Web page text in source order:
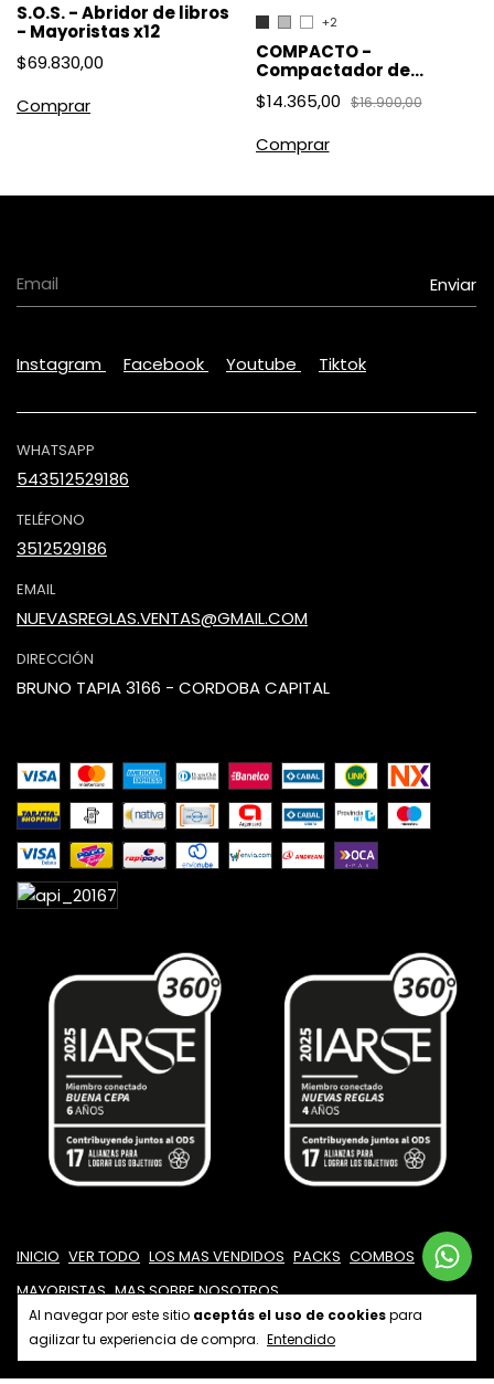
Al navegar por este sitio aceptás el uso de cookiespara
agilizar tu experiencia de compra. Entendido
S.O.S. - Abridor de libros
- Mayoristas x12
$69.830,00
+2
COMPACTO -
Compactador de
plásticos - Pack X2
$14.365,00 $16.900,00
Comprar
Instagram Facebook Youtube Tiktok
WHATSAPP
543512529186
TELÉFONO
3512529186
EMAIL
NUEVASREGLAS.VENTAS@GMAIL.COM
DIRECCIÓN
BRUNO TAPIA 3166 - CORDOBA CAPITAL
INICIO VER TODO LOS MAS VENDIDOS PACKS COMBOS
MAYORISTAS MAS SOBRE NOSOTROS